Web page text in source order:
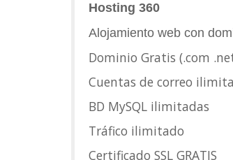
Hosting 360
Alojamiento web con
Dominio Gratis (.com
Cuentas de correo
BD MySQL ilimitadas
Tráfico ilimitado
Certificado SSL GRATIS